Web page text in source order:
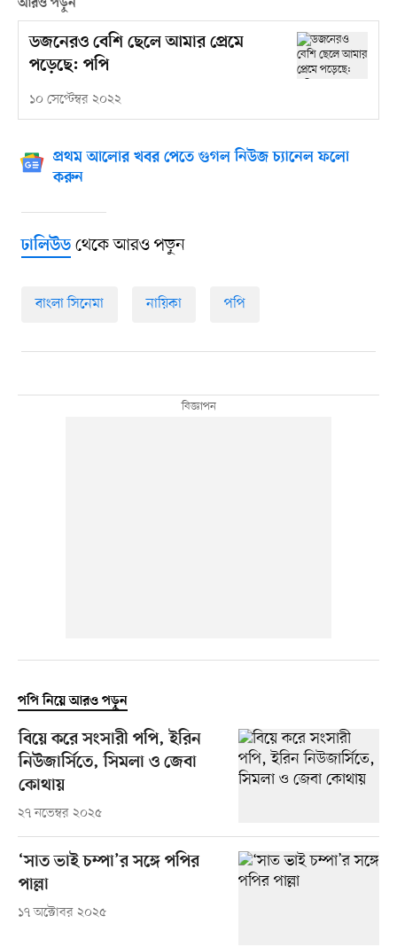
আরও পড়ুন
ডজনেরও বেশি ছেলে আমার প্রেমে
পড়েছে: পপি
১০ সেপ্টেম্বর ২০২২
প্রথম আলোর খবর পেতে গুগল নিউজ চ্যানেল ফলো
করুন
ঢালিউডথেকে আরও পড়ুন
বাংলা সিনেমা নায়িকা পপি
পপি নিয়ে আরও পড়ুন
বিয়ে করে সংসারী পপি, ইরিন
নিউজার্সিতে, সিমলা ও জেবা
কোথায়
২৭ নভেম্বর ২০২৫
‘সাত ভাই চম্পা’র সঙ্গে পপির
পাল্লা
১৭ অক্টোবর ২০২৫